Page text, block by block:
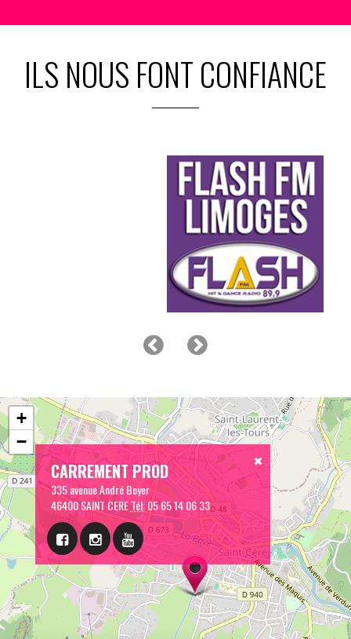
ILS NOUS FONT CONFIANCE
CARREMENT PROD
335 avenue André Boyer
46400 SAINT CERETél:05 65 14 06 33
+
−